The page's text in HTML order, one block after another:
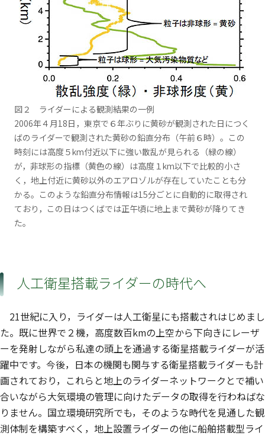
図２ ライダーによる観測結果の一例
2006年４月18日，東京で６年ぶりに黄砂が観測された日につく
ばのライダーで観測された黄砂の鉛直分布（午前６時）。この
時刻には高度５km付近以下に強い散乱が見られる（緑の線）
が，非球形の指標（黄色の線）は高度１km以下で比較的小さ
く，地上付近に黄砂以外のエアロゾルが存在していたことも分
かる。このような鉛直分布情報は15分ごとに自動的に取得され
ており，この日はつくばでは正午頃に地上まで黄砂が降りてき
た。
人工衛星搭載ライダーの時代へ
21世紀に入り，ライダーは人工衛星にも搭載されはじめまし
た。既に世界で２機，高度数百kmの上空から下向きにレーザ
ーを発射しながら私達の頭上を通過する衛星搭載ライダーが活
躍中です。今後，日本の機関も関与する衛星搭載ライダーも計
画されており，これらと地上のライダーネットワークとで補い
合いながら大気環境の管理に向けたデータの取得を行わねばな
りません。国立環境研究所でも，そのような時代を見通した観
測体制を構築すべく，地上設置ライダーの他に船舶搭載型ライ